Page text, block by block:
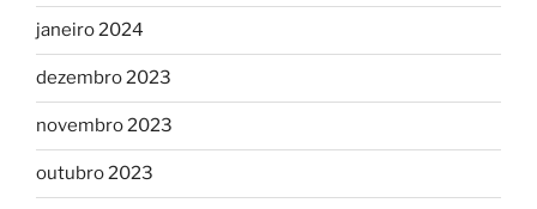
janeiro 2024
dezembro 2023
novembro 2023
outubro 2023